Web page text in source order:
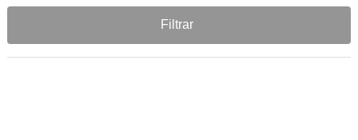
Filtrar